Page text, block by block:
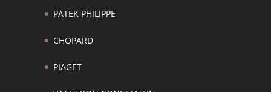
PATEK PHILIPPE
CHOPARD
PIAGET